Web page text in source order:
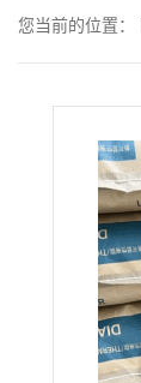
公
您当前的位置：